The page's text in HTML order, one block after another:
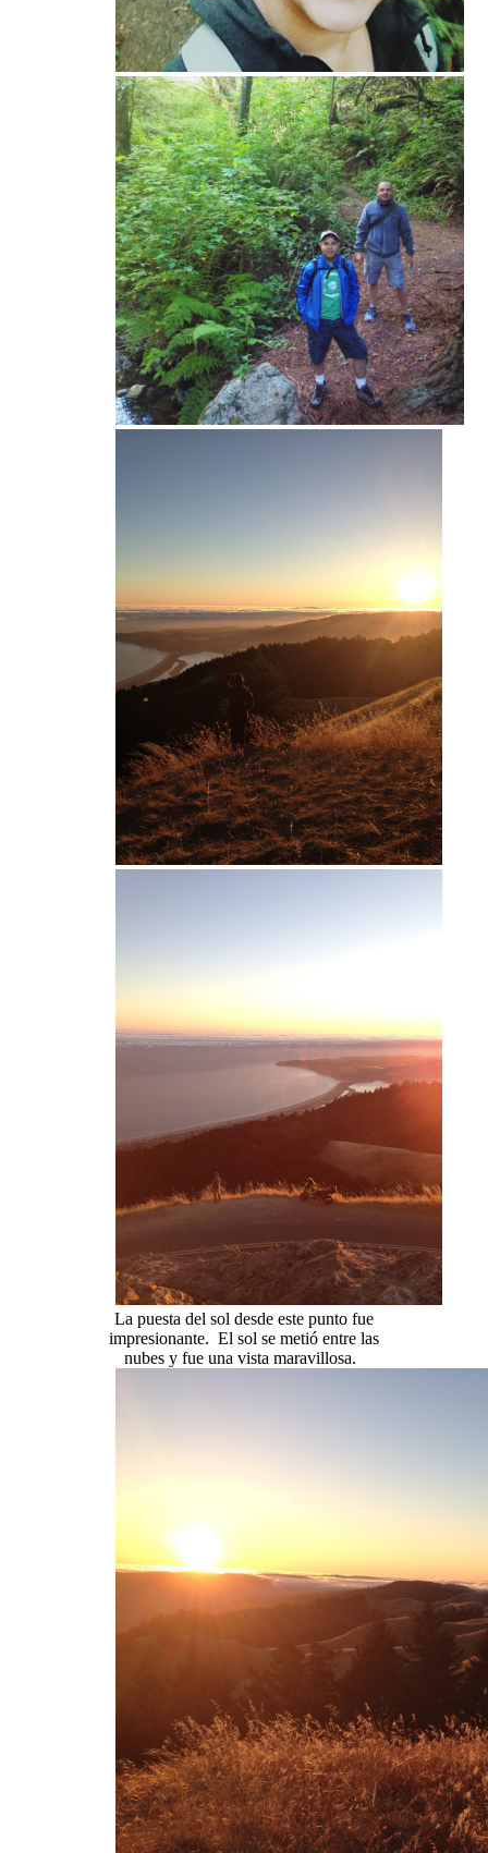
La puesta del sol desde este punto fue
impresionante. El sol se metió entre las
nubes y fue una vista maravillosa.